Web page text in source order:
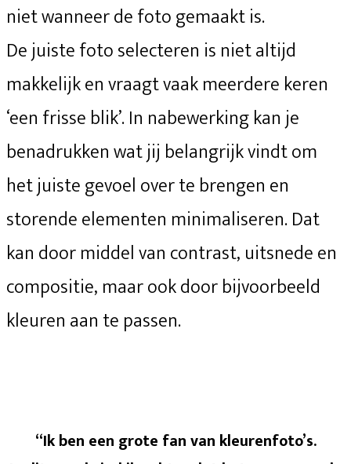
niet wanneer de foto gemaakt is.
De juiste foto selecteren is niet altijd
makkelijk en vraagt vaak meerdere keren
‘een frisse blik’. In nabewerking kan je
benadrukken wat jij belangrijk vindt om
het juiste gevoel over te brengen en
storende elementen minimaliseren. Dat
kan door middel van contrast, uitsnede en
compositie, maar ook door bijvoorbeeld
kleuren aan te passen.
“Ik ben een grote fan van kleurenfoto’s.